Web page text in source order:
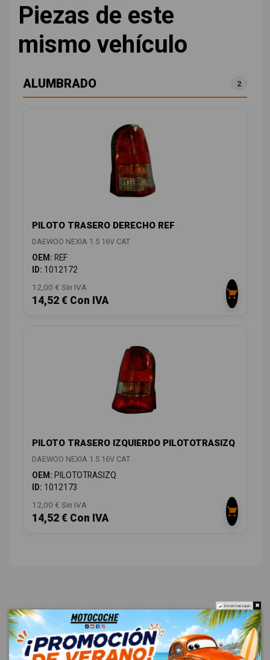
Piezas de este
mismo vehículo
ALUMBRADO 2
PILOTO TRASERO DERECHO REF
DAEWOO NEXIA 1.5 16V CAT
OEM: REF
ID: 1012172
12,00 € Sin IVA
14,52 € Con IVA
PILOTO TRASERO IZQUIERDO PILOTOTRASIZQ
DAEWOO NEXIA 1.5 16V CAT
OEM: PILOTOTRASIZQ
ID: 1012173
12,00 € Sin IVA
14,52 € Con IVA
Do not show again.